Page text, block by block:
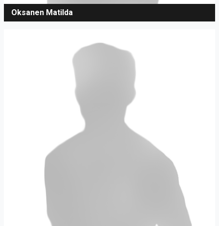
Oksanen Matilda